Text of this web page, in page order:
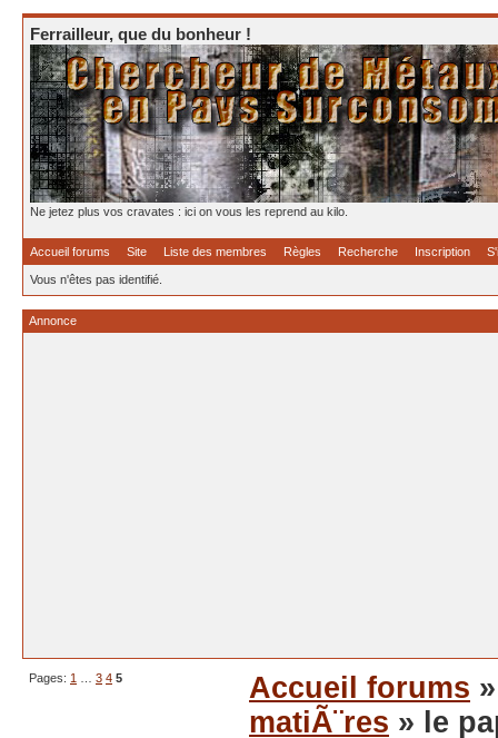
Ferrailleur, que du bonheur !
Ne jetez plus vos cravates : ici on vous les reprend au kilo.
Accueil forums Site Liste des membres Règles Recherche Inscription
Vous n'êtes pas identifié.
Annonce
Pages: 1 3 4 5 Accueil forums
matiÃ¨res » le